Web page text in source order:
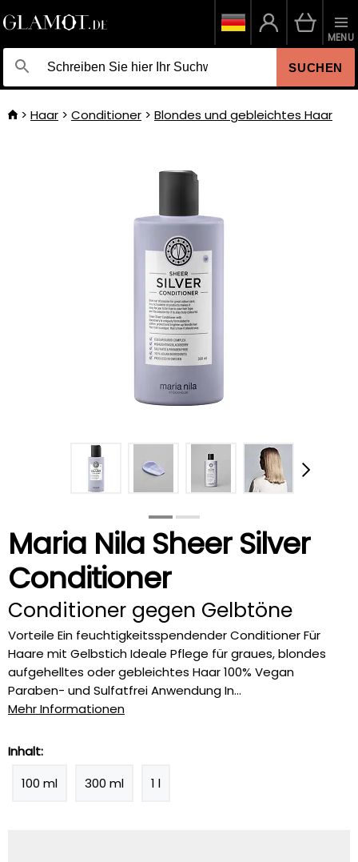
SUCHEN
MENU
Haar Conditioner Blondes und gebleichtes Haar
Maria Nila Sheer Silver
Conditioner
Conditioner gegen Gelbtöne
Vorteile Ein feuchtigkeitsspendender Conditioner Für
Haare mit Gelbstich Ideale Pflege für graues, blondes
aufgehelltes oder gebleichtes Haar 100% Vegan
Paraben- und Sulfatfrei Anwendung In...
Mehr Informationen
Inhalt:
100 ml
300 ml 1 l